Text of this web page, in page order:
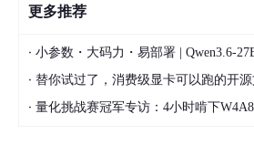
更多推荐
· 小参数・大码力・易部署 | Qwen3.6-27B上线魔乐社
· 替你试过了，消费级显卡可以跑的开源文生图SOTA模型
· 量化挑战赛冠军专访：4小时啃下W4A8